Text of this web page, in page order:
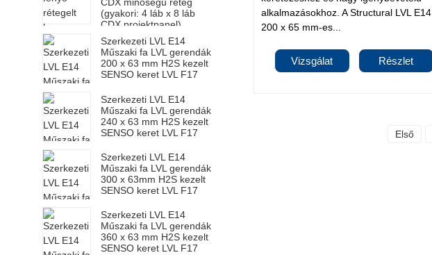
CDX minőségű réteg
(gyakori: 4 láb x 8 láb
CDX projektpanel)
Szerkezeti LVL E14
Műszaki fa LVL gerendák
200 x 63 mm H2S kezelt
SENSO keret LVL F17
Szerkezeti LVL E14
Műszaki fa LVL gerendák
240 x 63 mm H2S kezelt
SENSO keret LVL F17
Szerkezeti LVL E14
Műszaki fa LVL gerendák
300 x 63mm H2S kezelt
SENSO keret LVL F17
Szerkezeti LVL E14
Műszaki fa LVL gerendák
360 x 63 mm H2S kezelt
SENSO keret LVL F17
alkalmazásokhoz. A Structural LVL E14
200 x 65 mm-es...
Vizsgálat Részlet
Első